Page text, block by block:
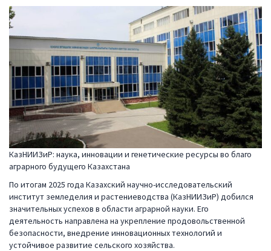
КазНИИЗиР: наука, инновации и генетические ресурсы во благо
аграрного будущего Казахстана
По итогам 2025 года Казахский научно-исследовательский
институт земледелия и растениеводства (КазНИИЗиР) добился
значительных успехов в области аграрной науки. Его
деятельность направлена на укрепление продовольственной
безопасности, внедрение инновационных технологий и
устойчивое развитие сельского хозяйства.